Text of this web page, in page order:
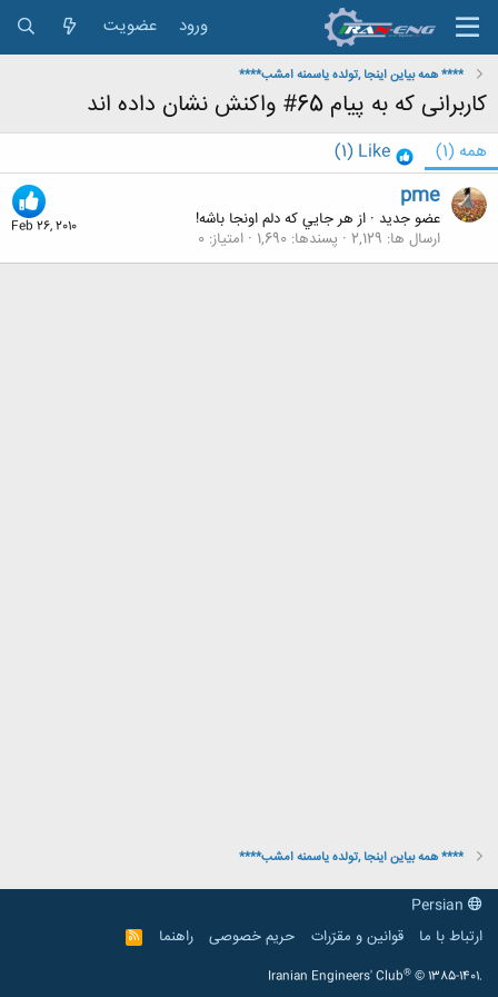
ورود عضویت
**** همه بیاین اینجا ,تولده یاسمنه امشب****
کاربرانی که به پیام 65# واکنش نشان داده اند
همه (1)
Like
(1)
Feb 26, 2010
pme
عضو جدید · از هر جايي كه دلم اونجا باشه!
ارسال ها 2,129 پسندها 1,690 امتیاز 0
**** همه بیاین اینجا ,تولده یاسمنه امشب****
ارتباط با ما
قوانین و مقرّرات حریم خصوصی راهنما
R
S
Iranian Engineers' Club® © 1385-1401.